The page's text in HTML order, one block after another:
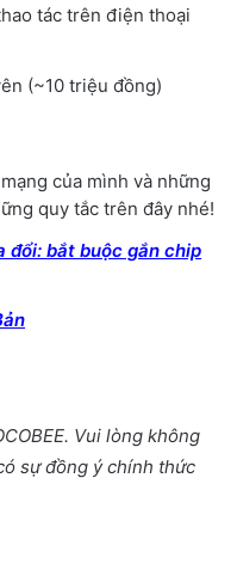
tác trên điện thoại
(~10 triệu đồng)
của mình và những
quy tắc trên đây nhé!
đổi: bắt buộc gắn chip
Vui lòng không
sự đồng ý chính thức